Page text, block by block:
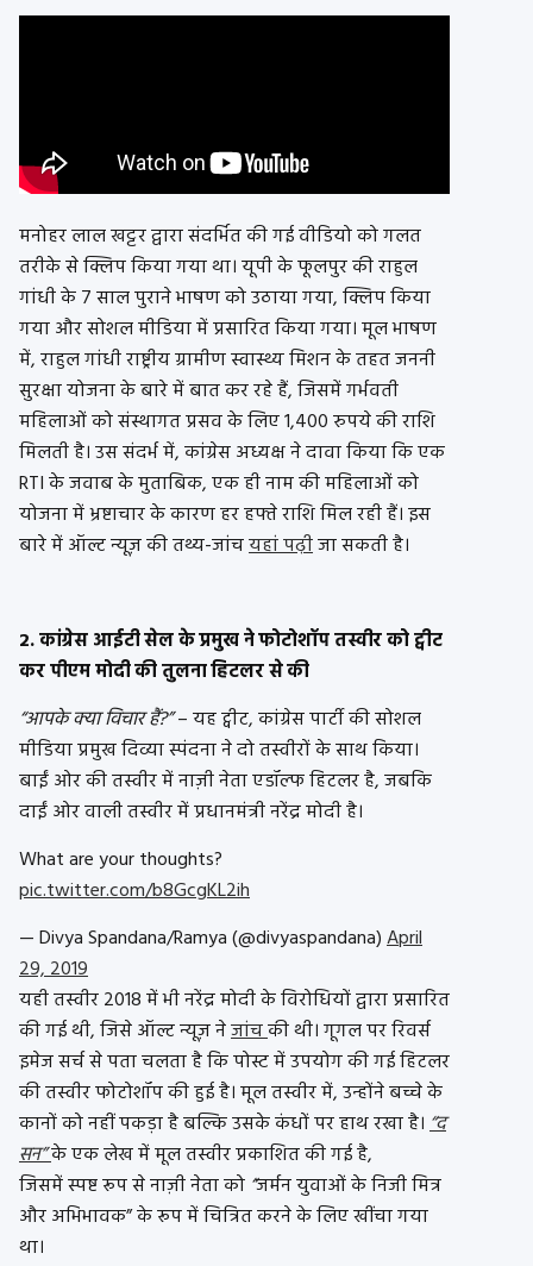
मनोहर लाल खट्टर द्वारा संदर्भित की गई वीडियो को गलत
तरीके से क्लिप किया गया था। यूपी के फूलपुर की राहुल
गांधी के 7 साल पुराने भाषण को उठाया गया, क्लिप किया
गया और सोशल मीडिया में प्रसारित किया गया। मूल भाषण
में, राहुल गांधी राष्ट्रीय ग्रामीण स्वास्थ्य मिशन के तहत जननी
सुरक्षा योजना के बारे में बात कर रहे हैं, जिसमें गर्भवती
महिलाओं को संस्थागत प्रसव के लिए 1,400 रुपये की राशि
मिलती है। उस संदर्भ में, कांग्रेस अध्यक्ष ने दावा किया कि एक
RTI के जवाब के मुताबिक, एक ही नाम की महिलाओं को
योजना में भ्रष्टाचार के कारण हर हफ्ते राशि मिल रही हैं। इस
बारे में ऑल्ट न्यूज़ की तथ्य-जांचयहां पढ़ीजा सकती है।
2. कांग्रेस आईटी सेल के प्रमुख ने फोटोशॉप तस्वीर को ट्वीट
कर पीएम मोदी की तुलना हिटलर से की
“आपके क्या विचार हैं?”– यह ट्वीट, कांग्रेस पार्टी की सोशल
मीडिया प्रमुख दिव्या स्पंदना ने दो तस्वीरों के साथ किया।
बाईं ओर की तस्वीर में नाज़ी नेता एडॉल्फ हिटलर है, जबकि
दाईं ओर वाली तस्वीर में प्रधानमंत्री नरेंद्र मोदी है।
What are your thoughts?
pic.twitter.com/b8GcgKL2ih
— Divya Spandana/Ramya (@divyaspandana)April
29, 2019
यही तस्वीर 2018 में भी नरेंद्र मोदी के विरोधियों द्वारा प्रसारित
की गई थी, जिसे ऑल्ट न्यूज़ नेजांचकी थी। गूगल पर रिवर्स
इमेज सर्च से पता चलता है कि पोस्ट में उपयोग की गई हिटलर
की तस्वीर फोटोशॉप की हुई है। मूल तस्वीर में, उन्होंने बच्चे के
कानों को नहीं पकड़ा है बल्कि उसके कंधों पर हाथ रखा है।“द
सन”के एक लेख में मूल तस्वीर प्रकाशित की गई है,
जिसमें स्पष्ट रूप से नाज़ी नेता को “जर्मन युवाओं के निजी मित्र
और अभिभावक” के रूप में चित्रित करने के लिए खींचा गया
था।